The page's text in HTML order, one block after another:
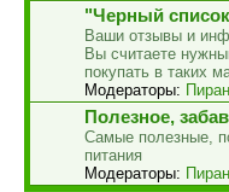
"Черный
Ваши отзывы и
Вы считаете
покупать в таких
Модераторы:
Полезное,
Самые полезные,
питания
Модераторы: